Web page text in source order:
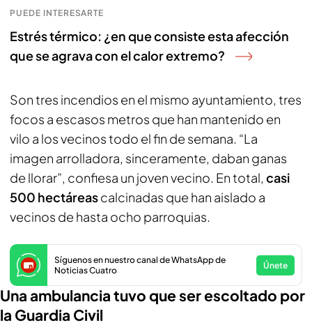
PUEDE INTERESARTE
Estrés térmico: ¿en que consiste esta afección
que se agrava con el calor extremo?
Son tres incendios en el mismo ayuntamiento, tres
focos a escasos metros que han mantenido en
vilo a los vecinos todo el fin de semana. “La
imagen arrolladora, sinceramente, daban ganas
de llorar”, confiesa un joven vecino. En total, casi
500 hectáreascalcinadas que han aislado a
vecinos de hasta ocho parroquias.
Síguenos en nuestro canal de WhatsApp de
Noticias Cuatro
Únete
Una ambulancia tuvo que ser escoltado por
la Guardia Civil